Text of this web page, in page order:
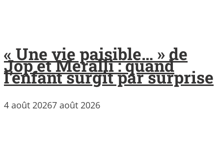
« Une vie paisible… » de
Jop et Meralli : quand
l’enfant surgit par surprise
4 août 20267 août 2026